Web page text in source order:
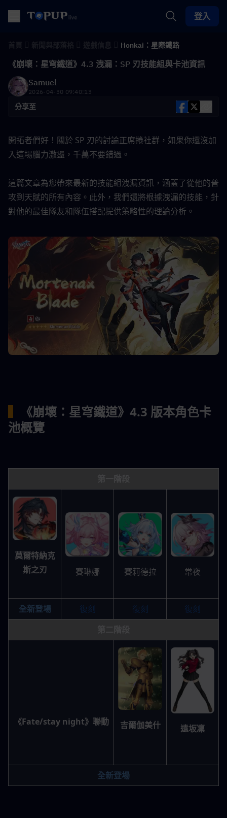
登入
Honkai：星際鐵路
《崩壞：星穹鐵道》4.3 洩漏：SP 刃技能組與卡池資訊
Samuel
2026-04-30 09:40:13
分享至
開拓者們好！關於 SP 刃的討論正席捲社群，如果你還沒加
入這場腦力激盪，千萬不要錯過。
這篇文章為您帶來最新的技能組洩漏資訊，涵蓋了從他的普
攻到天賦的所有內容。此外，我們還將根據洩漏的技能，針
對他的最佳隊友和隊伍搭配提供策略性的理論分析。
《崩壞：星穹鐵道》4.3 版本角色卡
池概覽
莫爾特納克
斯之刃
賽琳娜 賽莉德拉 常夜
全新登場 復刻 復刻
復刻
《Fate/stay night》聯動 吉爾伽美什 遠坂凜
全新登場